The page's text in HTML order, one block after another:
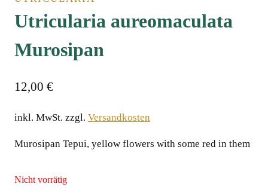
Utricularia aureomaculata
Murosipan
12,00 €
inkl. MwSt. zzgl. Versandkosten
Murosipan Tepui, yellow flowers with some red in them
Nicht vorrätig